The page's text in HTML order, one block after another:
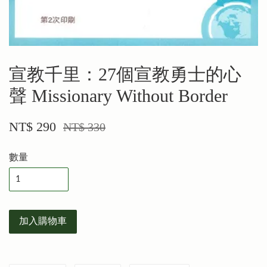
宣教千里：27個宣教勇士的心
聲 Missionary Without Border
NT$ 290 NT$ 330
數量
加入購物車